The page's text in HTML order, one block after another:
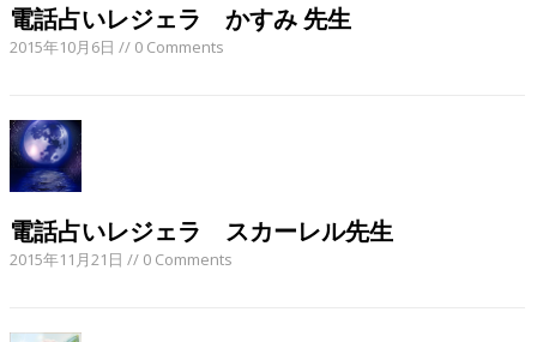
電話占いレジェラ かすみ 先生
2015年10月6日 // 0 Comments
電話占いレジェラ スカーレル先生
2015年11月21日 // 0 Comments